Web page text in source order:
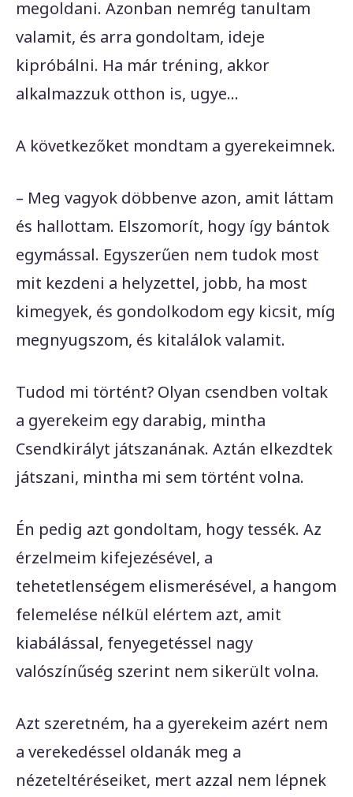
megoldani. Azonban nemrég tanultam
valamit, és arra gondoltam, ideje
kipróbálni. Ha már tréning, akkor
alkalmazzuk otthon is, ugye…
A következőket mondtam a gyerekeimnek.
– Meg vagyok döbbenve azon, amit láttam
és hallottam. Elszomorít, hogy így bántok
egymással. Egyszerűen nem tudok most
mit kezdeni a helyzettel, jobb, ha most
kimegyek, és gondolkodom egy kicsit, míg
megnyugszom, és kitalálok valamit.
Tudod mi történt? Olyan csendben voltak
a gyerekeim egy darabig, mintha
Csendkirályt játszanának. Aztán elkezdtek
játszani, mintha mi sem történt volna.
Én pedig azt gondoltam, hogy tessék. Az
érzelmeim kifejezésével, a
tehetetlenségem elismerésével, a hangom
felemelése nélkül elértem azt, amit
kiabálással, fenyegetéssel nagy
valószínűség szerint nem sikerült volna.
Azt szeretném, ha a gyerekeim azért nem
a verekedéssel oldanák meg a
nézeteltéréseiket, mert azzal nem lépnek